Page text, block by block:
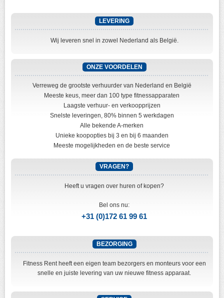
LEVERING
Wij leveren snel in zowel Nederland als België.
ONZE VOORDELEN
Verreweg de grootste verhuurder van Nederland en België
Meeste keus, meer dan 100 type fitnessapparaten
Laagste verhuur- en verkoopprijzen
Snelste leveringen, 80% binnen 5 werkdagen
Alle bekende A-merken
Unieke koopopties bij 3 en bij 6 maanden
Meeste mogelijkheden en de beste service
VRAGEN?
Heeft u vragen over huren of kopen?
Bel ons nu:
+31 (0)172 61 99 61
BEZORGING
Fitness Rent heeft een eigen team bezorgers en monteurs voor een
snelle en juiste levering van uw nieuwe fitness apparaat.